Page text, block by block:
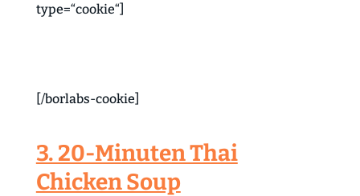
type=“cookie“]
[/borlabs-cookie]
3. 20-Minuten Thai
Chicken Soup